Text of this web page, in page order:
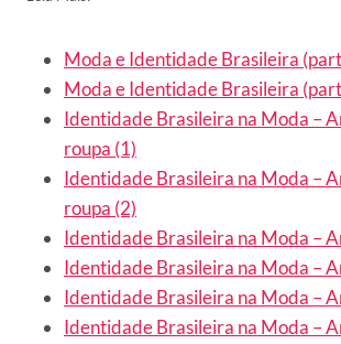
Moda e Identidade Brasileira
Moda e Identidade Brasileira
Identidade Brasileira na Moda –
roupa (1)
Identidade Brasileira na Moda –
roupa (2)
Identidade Brasileira na Moda –
Identidade Brasileira na Moda –
Identidade Brasileira na Moda –
Identidade Brasileira na Moda –